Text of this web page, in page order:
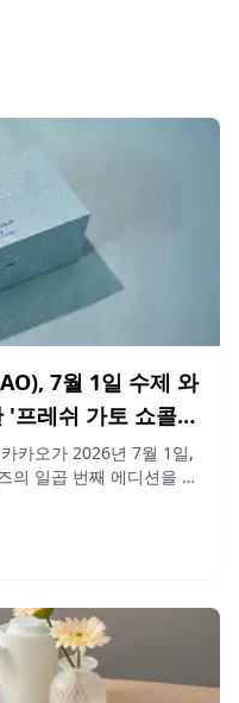
7월 1일 수제 와
프레쉬 가토 쇼콜라
카오가 2026년 7월 1일,
의 일곱 번째 에디션을 출
' 공방의 장인이 만든
제품으로 각 상자마다 고